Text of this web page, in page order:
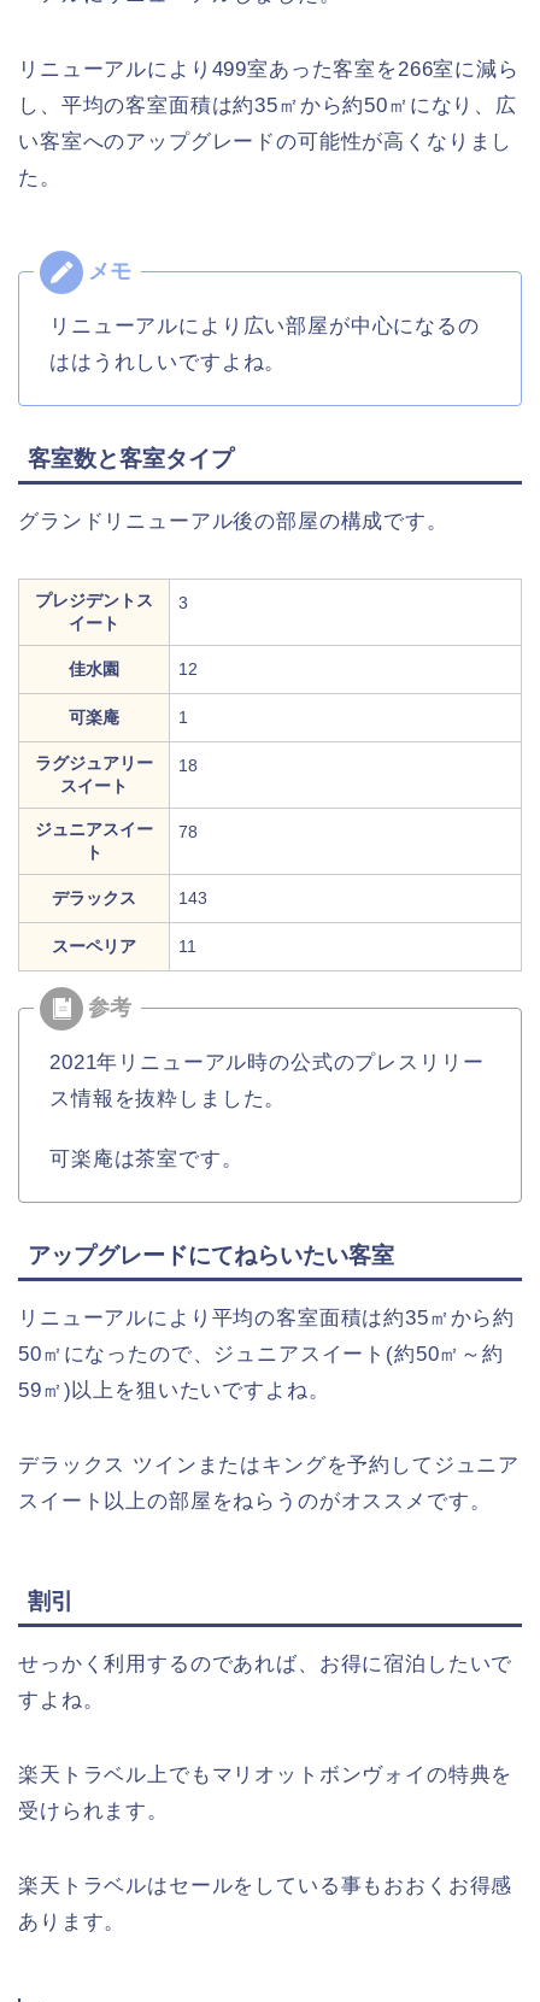
リニューアルにより499室あった客室を266室に減ら
し、平均の客室面積は約35㎡から約50㎡になり、広
い客室へのアップグレードの可能性が高くなりまし
た。
リニューアルにより広い部屋が中心になるの
ははうれしいですよね。
客室数と客室タイプ
グランドリニューアル後の部屋の構成です。
プレジデントス
イート
3
佳水園 12
可楽庵 1
ラグジュアリー
スイート
18
ジュニアスイー
ト
78
デラックス 143
スーペリア 11
2021年リニューアル時の公式のプレスリリー
ス情報を抜粋しました。
可楽庵は茶室です。
アップグレードにてねらいたい客室
リニューアルにより平均の客室面積は約35㎡から約
50㎡になったので、ジュニアスイート(約50㎡～約
59㎡)以上を狙いたいですよね。
デラックス ツインまたはキングを予約してジュニア
スイート以上の部屋をねらうのがオススメです。
割引
せっかく利用するのであれば、お得に宿泊したいで
すよね。
楽天トラベル上でもマリオットボンヴォイの特典を
受けられます。
楽天トラベルはセールをしている事もおおくお得感
あります。